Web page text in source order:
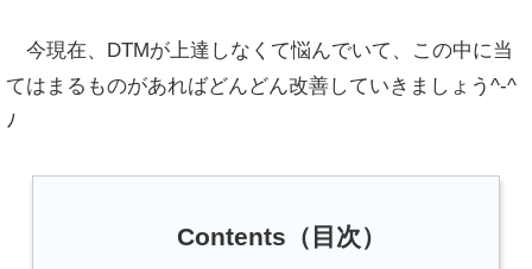
今現在、DTMが上達しなくて悩んでいて、この中に当
てはまるものがあればどんどん改善していきましょう^-^
ﾉ
Contents（目次）